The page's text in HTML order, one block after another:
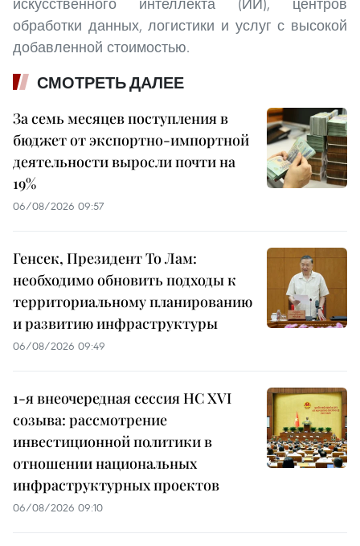
искусственного интеллекта (ИИ), центров
обработки данных, логистики и услуг с высокой
добавленной стоимостью.
СМОТРЕТЬ ДАЛЕЕ
За семь месяцев поступления в
бюджет от экспортно-импортной
деятельности выросли почти на
19%
06/08/2026 09:57
Генсек, Президент То Лам:
необходимо обновить подходы к
территориальному планированию
и развитию инфраструктуры
06/08/2026 09:49
1-я внеочередная сессия НС XVI
созыва: рассмотрение
инвестиционной политики в
отношении национальных
инфраструктурных проектов
06/08/2026 09:10